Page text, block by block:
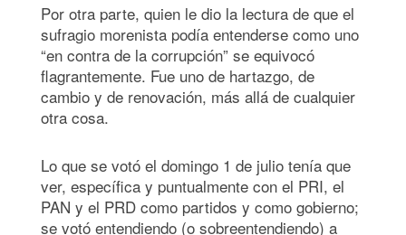
Por otra parte, quien le dio la lectura de que el
sufragio morenista podía entenderse como uno
“en contra de la corrupción” se equivocó
flagrantemente. Fue uno de hartazgo, de
cambio y de renovación, más allá de cualquier
otra cosa.
Lo que se votó el domingo 1 de julio tenía que
ver, específica y puntualmente con el PRI, el
PAN y el PRD como partidos y como gobierno;
se votó entendiendo (o sobreentendiendo) a